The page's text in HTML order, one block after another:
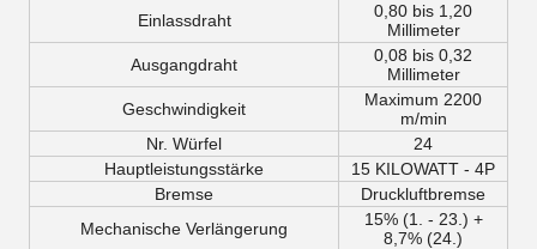
Einlassdraht
0,80 bis 1,20
Millimeter
Ausgangdraht
0,08 bis 0,32
Millimeter
Geschwindigkeit
Maximum 2200
m/min
Nr. Würfel
24
Hauptleistungsstärke
15 KILOWATT - 4P
Bremse
Druckluftbremse
Mechanische Verlängerung
15% (1. - 23.) +
8,7% (24.)